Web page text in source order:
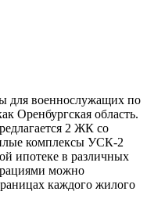
для военнослужащих по
Оренбургская область.
2 ЖК со
комплексы УСК-2
ипотеке в различных
можно
каждого жилого